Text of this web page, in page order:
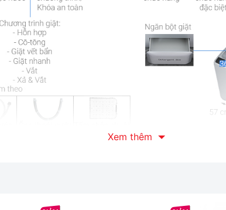
dụng cho gia đình từ 7 thành viên với khối lượng giặt
Xem thêm